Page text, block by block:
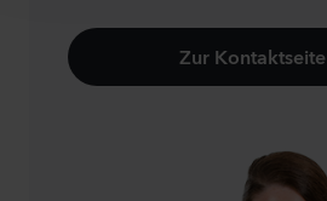
Zur Kontaktseite